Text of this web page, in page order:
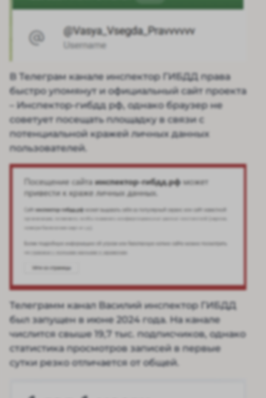
В Телеграм канале инспектор ГИБДД права
быстро упомянут и официальный сайт проекта
– Инспектор-гибдд рф, однако браузер не
советует посещать площадку в связи с
потенциальной кражей личных данных
пользователей.
Телеграмм канал Василий инспектор ГИБДД
был запущен в июне 2024 года. На канале
числится свыше 19,7 тыс. подписчиков, однако
статистика просмотров записей в первые
сутки резко отличается от общей.